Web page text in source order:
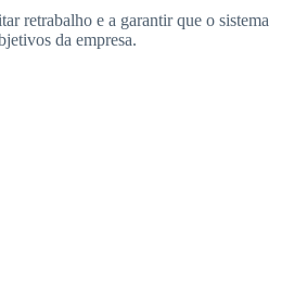
retrabalho e a garantir que o sistema
da empresa.